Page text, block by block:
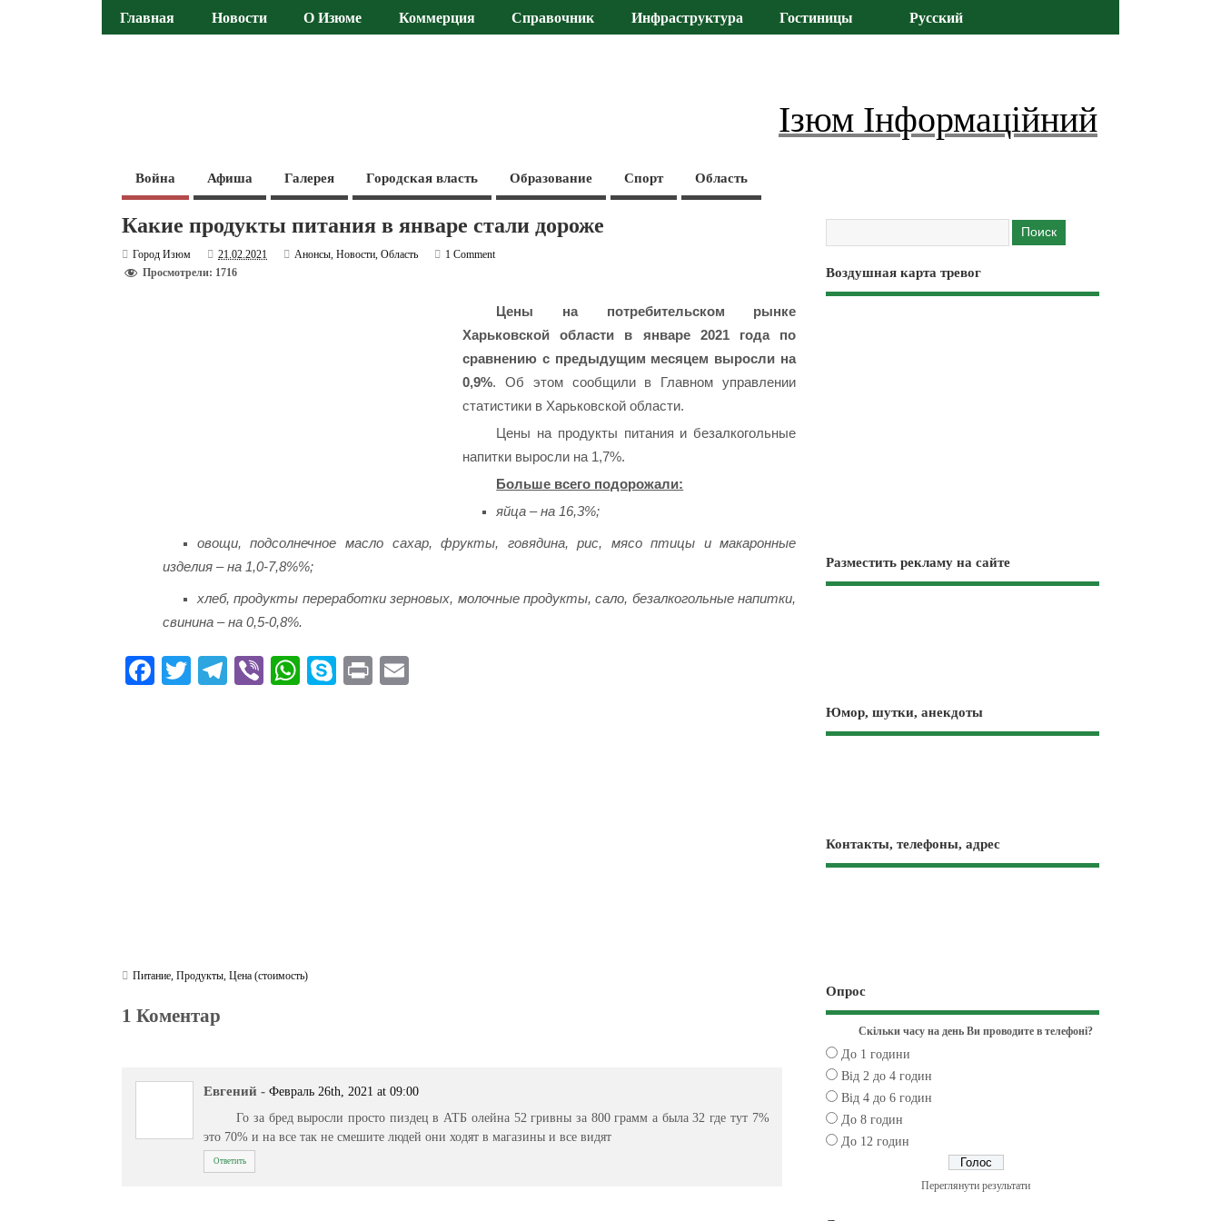
Главная Новости О Изюме Коммерция Справочник Инфраструктура Гостиницы Русский
Ізюм Інформаційний
Война Афиша Галерея Городская власть Образование Спорт Область
Какие продукты питания в январе стали дороже
Город Изюм 21.02.2021 Анонсы,Новости,Область
1 Comment
Просмотрели: 1716
Цены на потребительском рынке
Харьковской области в январе 2021 года по
сравнению с предыдущим месяцем выросли на
0,9%. Об этом сообщили в Главном управлении
статистики в Харьковской области.
Цены на продукты питания и безалкогольные
напитки выросли на 1,7%.
Больше всего подорожали:
яйца – на 16,3%;
овощи, подсолнечное масло сахар, фрукты, говядина, рис, мясо птицы и макаронные
изделия – на 1,0-7,8%%;
хлеб, продукты переработки зерновых, молочные продукты, сало, безалкогольные напитки,
свинина – на 0,5-0,8%.
Fa T
Te Vi
W
S
Pr
Питание ,Продукты ,Цена (стоимость)
1 Коментар
Евгений - Февраль 26th, 2021 at 09:00
Го за бред выросли просто пиздец в АТБ олейна 52 гривны за 800 грамм а была 32 где тут 7%
это 70% и на все так не смешите людей они ходят в магазины и все видят
Ответить
Воздушная карта тревог
Разместить рекламу на сайте
Юмор, шутки, анекдоты
Контакты, телефоны, адрес
Опрос
Скільки часу на день Ви проводите в телефоні?
До 1 години
Від 2 до 4 годин
Від 4 до 6 годин
До 8 годин
До 12 годин
Переглянути результати